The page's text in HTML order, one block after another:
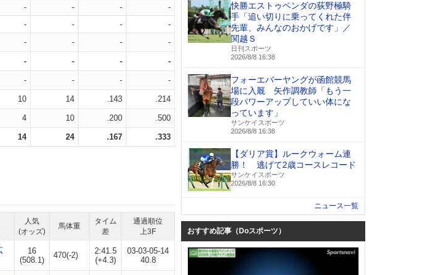
- - -
-
- - -
-
- - - -
- - - -
- - - -
10 14 .143 .214
4 10 .200 .500
14 24 .167 .333
人気
(オッズ)
馬体重
タイム
差
通過順位
上3F
16
(508.1)
470(-2)
2:41.5
(+4.3)
03-03-05-14
40.8
快勝エストゥペンダの荻野極騎
手「追い切りに乗ってくれた伴
先輩、みんなのおかげです」／
関越Ｓ
日刊スポーツ
2026/8/8 16:38
フォーエバーヤングが函館競馬
場に入厩 矢作調教師「もう一
段パワーアップしていい体にな
っています」
サンケイスポーツ
2026/8/8 16:38
【ダリア賞】ルークウォーム連
勝！ 逃げて2歳コースレコード
サンケイスポーツ
2026/8/8 16:30
ニュース一覧
おすすめ記事（Doスポーツ）